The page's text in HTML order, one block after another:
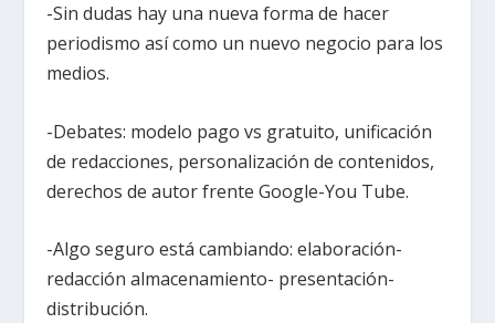
-Sin dudas hay una nueva forma de hacer
periodismo así como un nuevo negocio para los
medios.
-Debates: modelo pago vs gratuito, unificación
de redacciones, personalización de contenidos,
derechos de autor frente Google-You Tube.
-Algo seguro está cambiando: elaboración-
redacción almacenamiento- presentación-
distribución.